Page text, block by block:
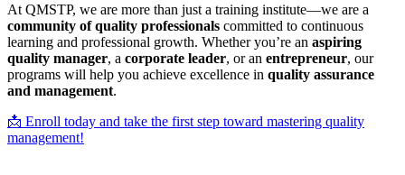
At QMSTP, we are more than just a training institute—we are a
community of quality professionals committed to continuous
learning and professional growth. Whether you’re an aspiring
quality manager, a corporate leader, or an entrepreneur, our
programs will help you achieve excellence in quality assurance
and management.
📩 Enroll today and take the first step toward mastering quality
management!